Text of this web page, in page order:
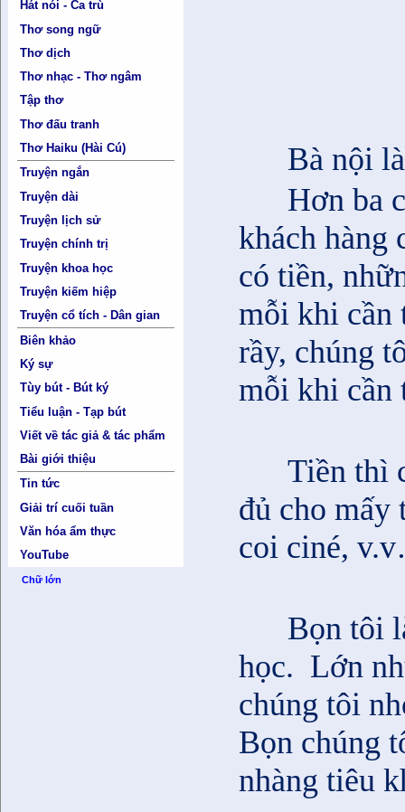
Hát nói - Ca trù
Thơ song ngữ
Thơ dịch
Thơ nhạc - Thơ ngâm
Tập thơ
Thơ đấu tranh
Thơ Haiku (Hài Cú)
Truyện ngắn
Truyện dài
Truyện lịch sử
Truyện chính trị
Truyện khoa học
Truyện kiếm hiệp
Truyện cổ tích - Dân gian
Biên khảo
Ký sự
Tùy bút - Bút ký
Tiểu luận - Tạp bút
Viết về tác giả & tác phẩm
Bài giới thiệu
Tin tức
Giải trí cuối tuần
Văn hóa ẩm thực
YouTube
Chữ lớn
Bà nội
Hơn ba
khách hàng
có tiền,
mỗi khi
rầy, chúng
mỗi khi cần
Tiền thì
đủ cho mấy
coi ciné,
Bọn tôi
học. Lớn
chúng tôi
Bọn chúng
nhàng tiêu